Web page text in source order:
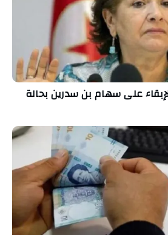
على سهام بن سدرين بحالة